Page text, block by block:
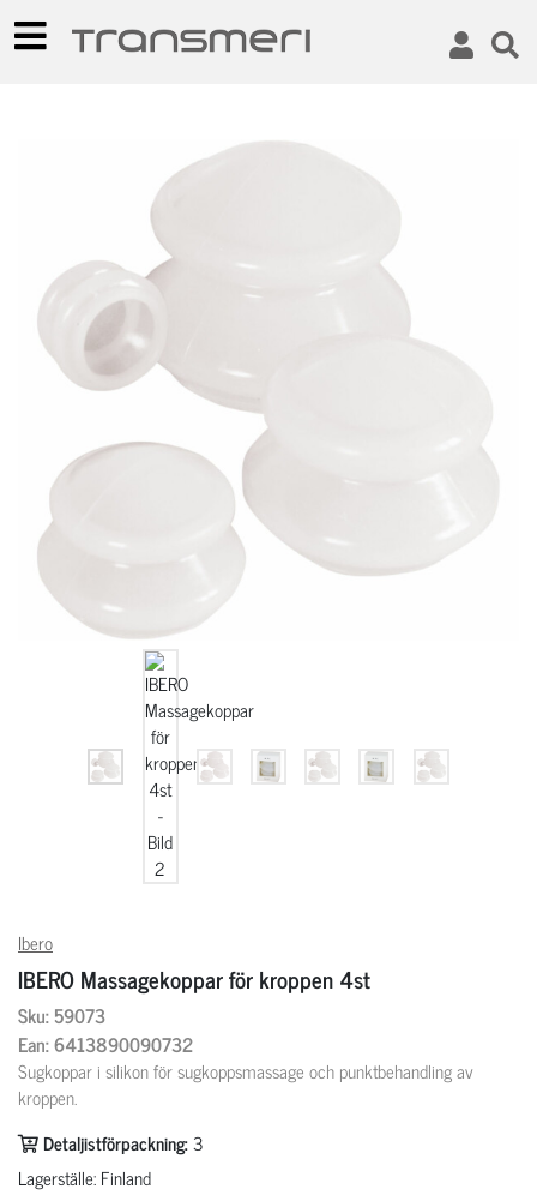
Ibero
IBERO Massagekoppar för kroppen 4st
Sku: 59073
Ean: 6413890090732
Sugkoppar i silikon för sugkoppsmassage och punktbehandling av
kroppen.
Detaljistförpackning:3
Lagerställe: Finland